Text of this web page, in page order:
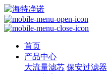
首页
产品中心
大流量滤芯 保安过滤器